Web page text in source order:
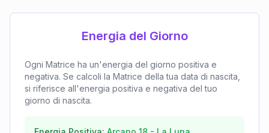
Energia del Giorno
Ogni Matrice ha un'energia del giorno positiva e
negativa. Se calcoli la Matrice della tua data di nascita,
si riferisce all'energia positiva e negativa del tuo
giorno di nascita.